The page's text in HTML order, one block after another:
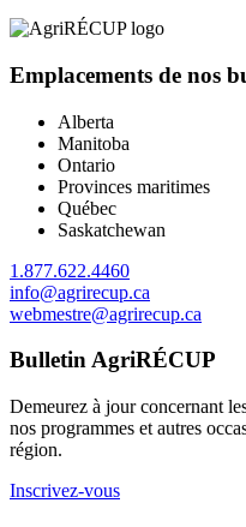
Emplacements de nos
Alberta
Manitoba
Ontario
Provinces maritimes
Québec
Saskatchewan
1.877.622.4460
info@agrirecup.ca
webmestre@agrirecup.ca
Bulletin AgriRÉCUP
Demeurez à jour concernant
nos programmes et autres
région.
Inscrivez-vous